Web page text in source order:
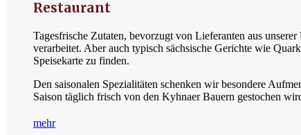
Restaurant
Tagesfrische Zutaten, bevorzugt von Lieferanten aus
verarbeitet. Aber auch typisch sächsische Gerichte wie
Speisekarte zu finden.
Den saisonalen Spezialitäten schenken wir besondere
Saison täglich frisch von den Kyhnaer Bauern gestochen
mehr